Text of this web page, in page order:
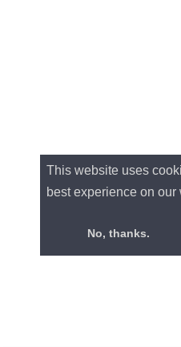
This website uses
best experience on our
No, thanks.